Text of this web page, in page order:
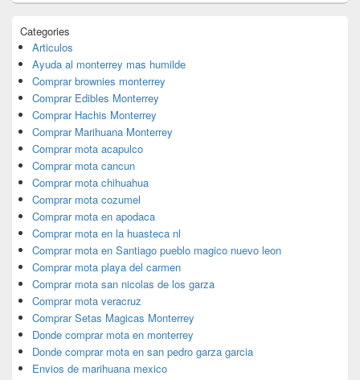
Categories
Articulos
Ayuda al monterrey mas humilde
Comprar brownies monterrey
Comprar Edibles Monterrey
Comprar Hachis Monterrey
Comprar Marihuana Monterrey
Comprar mota acapulco
Comprar mota cancun
Comprar mota chihuahua
Comprar mota cozumel
Comprar mota en apodaca
Comprar mota en la huasteca nl
Comprar mota en Santiago pueblo magico nuevo leon
Comprar mota playa del carmen
Comprar mota san nicolas de los garza
Comprar mota veracruz
Comprar Setas Magicas Monterrey
Donde comprar mota en monterrey
Donde comprar mota en san pedro garza garcia
Envios de marihuana mexico